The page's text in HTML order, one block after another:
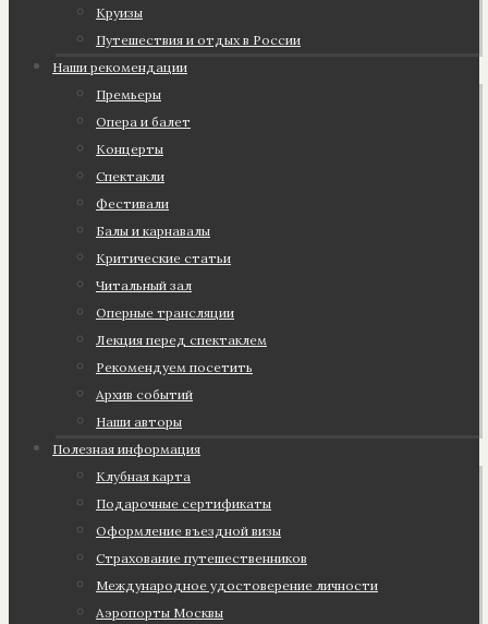
Круизы
Путешествия и отдых в России
Наши рекомендации
Премьеры
Опера и балет
Концерты
Спектакли
Фестивали
Балы и карнавалы
Критические статьи
Читальный зал
Оперные трансляции
Лекция перед спектаклем
Рекомендуем посетить
Архив событий
Наши авторы
Полезная информация
Клубная карта
Подарочные сертификаты
Оформление въездной визы
Страхование путешественников
Международное удостоверение личности
Аэропорты Москвы